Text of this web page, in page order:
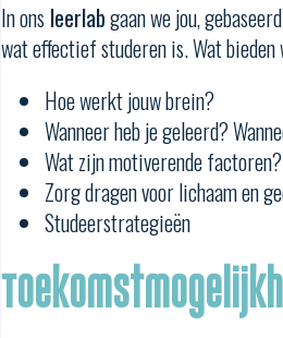
In onsleerlabgaan we jou,
wat effectief studeren is. Wat bieden
Hoe werkt jouw brein?
Wanneer heb je geleerd?
Wat zijn motiverende factoren?
Zorg dragen voor lichaam en
Studeerstrategieën